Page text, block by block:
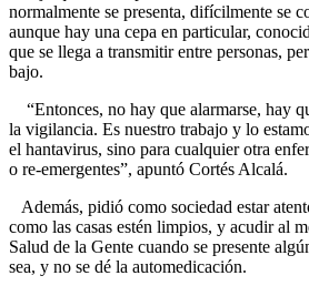
normalmente se presenta, difícilmente se
aunque hay una cepa en particular,
que se llega a transmitir entre personas,
bajo.
“Entonces, no hay que alarmarse, hay
la vigilancia. Es nuestro trabajo y lo
el hantavirus, sino para cualquier otra
o re-emergentes”, apuntó Cortés Alcalá.
Además, pidió como sociedad estar
como las casas estén limpios, y acudir al
Salud de la Gente cuando se presente
sea, y no se dé la automedicación.